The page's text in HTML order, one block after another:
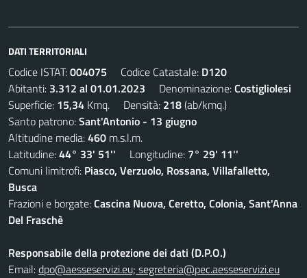
DATI TERRITORIALI
Codice ISTAT:004075 Codice Catastale: D120
Abitanti: 3.312 al 01.01.2023 Denominazione:Costigliolesi
Superficie: 15,34 Kmq. Densità: 218(ab/kmq.)
Santo patrono:Sant'Antonio - 13 giugno
Altitudine media:460 m.s.l.m.
Latitudine:44° 33' 51'' Longitudine: 7° 29' 11''
Comuni limitrofi: Piasco, Verzuolo, Rossana, Villafalletto,
Busca
Frazioni e borgate:Cascina Nuova, Ceretto, Colonia, Sant'Anna
Del Fraschè
Responsabile della protezione dei dati (D.P.O.)
Email:dpo@aesseservizi.eu; segreteria@pec.aesseservizi.eu